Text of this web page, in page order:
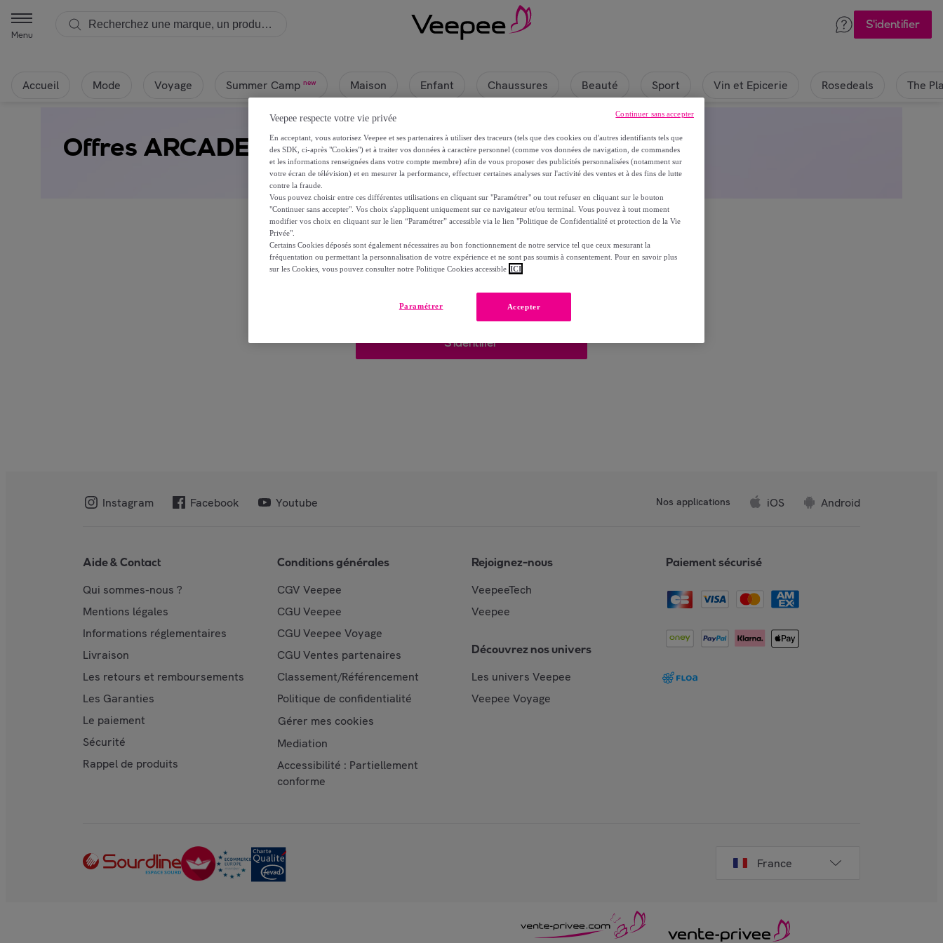
Menu
S'identifier
Accueil Mode Voyage Summer Camp new Maison Enfant Chaussures Beauté Sport Vin et Epicerie Rosedeals The
Offres ARCADE 1 UP
Ça alors, aucun produit n’est actuellement visible sur cette page
Rejoignez-nous et découvrez les articles réservés à nos membres.
S'identifier
Instagram Facebook Youtube Nos applications iOS Android
Aide & Contact
Qui sommes-nous ?
Mentions légales
Informations réglementaires
Livraison
Les retours et remboursements
Les Garanties
Le paiement
Sécurité
Rappel de produits
Conditions générales
CGV Veepee
CGU Veepee
CGU Veepee Voyage
CGU Ventes partenaires
Classement/Référencement
Politique de confidentialité
Gérer mes cookies
Mediation
Accessibilité : Partiellement
conforme
Rejoignez-nous
VeepeeTech
Veepee
Découvrez nos univers
Les univers Veepee
Veepee Voyage
Paiement sécurisé
France
Veepee respecte votre vie privée
En acceptant, vous autorisez Veepee et ses partenaires à utiliser des traceurs (tels que des cookies ou d'autres identifiants tels que
des SDK, ci-après "Cookies") et à traiter vos données à caractère personnel (comme vos données de navigation, de commandes
et les informations renseignées dans votre compte membre) afin de vous proposer des publicités personnalisées (notamment sur
votre écran de télévision) et en mesurer la performance, effectuer certaines analyses sur l'activité des ventes et à des fins de lutte
contre la fraude.
Vous pouvez choisir entre ces différentes utilisations en cliquant sur "Paramétrer" ou tout refuser en cliquant sur le bouton
"Continuer sans accepter". Vos choix s'appliquent uniquement sur ce navigateur et/ou terminal. Vous pouvez à tout moment
modifier vos choix en cliquant sur le lien “Paramétrer” accessible via le lien "Politique de Confidentialité et protection de la Vie
Privée".
Certains Cookies déposés sont également nécessaires au bon fonctionnement de notre service tel que ceux mesurant la
fréquentation ou permettant la personnalisation de votre expérience et ne sont pas soumis à consentement. Pour en savoir plus
sur les Cookies, vous pouvez consulter notre Politique Cookies accessible ICI
Accepter
Paramétrer
Continuer sans accepter